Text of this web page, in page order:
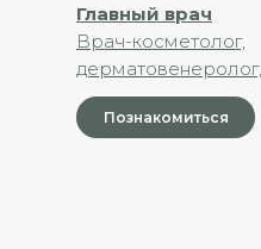
Познакомиться
Главный врач
Врач-косметолог,